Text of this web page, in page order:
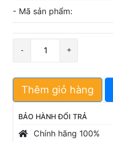
- Mã sản phẩm:
lượng
Thêm giỏ hàng
BẢO HÀNH ĐỔI TRẢ
Chính hãng 100%